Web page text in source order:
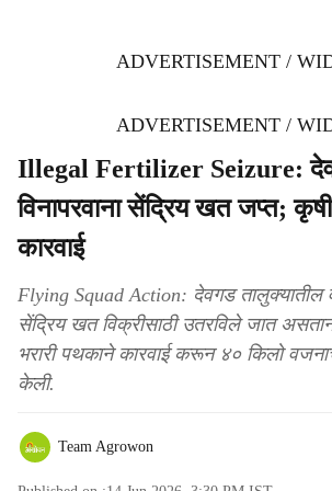
ADVERTISEMENT /
ADVERTISEMENT /
Illegal Fertilizer Seizure:
विनापरवाना सेंद्रिय खत जप्त; कृषी
कारवाई
Flying Squad Action: देवगड तालुक्यातील
सेंद्रिय खत विक्रीसाठी उतरविले जात
भरारी पथकाने कारवाई करून ४० किलो
केली.
Team Agrowon